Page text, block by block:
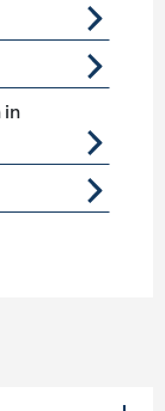
in